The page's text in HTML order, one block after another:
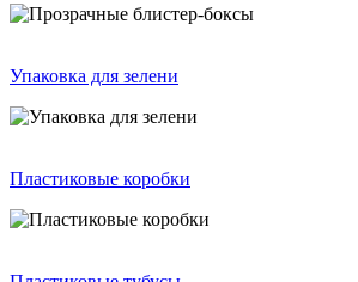
Упаковка для зелени
Пластиковые коробки